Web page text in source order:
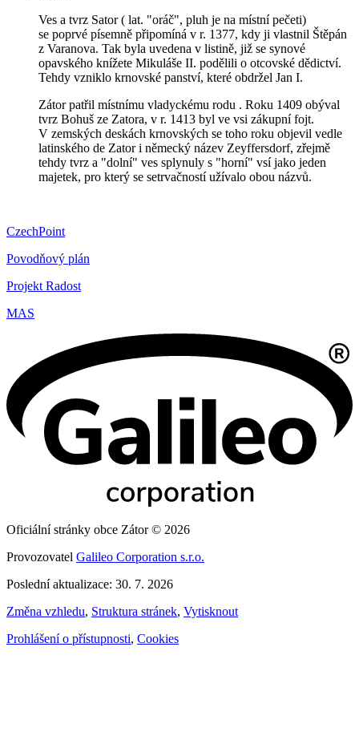
Ves a tvrz Sator ( lat. "oráč", pluh je na místní pečeti)
se poprvé písemně připomíná v r. 1377, kdy ji vlastnil Štěpán
z Varanova. Tak byla uvedena v listině, již se synové
opavského knížete Mikuláše II. podělili o otcovské dědictví.
Tehdy vzniklo krnovské panství, které obdržel Jan I.
Zátor patřil místnímu vladyckému rodu . Roku 1409 obýval
tvrz Bohuš ze Zatora, v r. 1413 byl ve vsi zákupní fojt.
V zemských deskách krnovských se toho roku objevil vedle
latinského de Zator i německý název Zeyffersdorf, zřejmě
tehdy tvrz a "dolní" ves splynuly s "horní" vsí jako jeden
majetek, pro který se setrvačností užívalo obou názvů.
CzechPoint
Povodňový plán
Projekt Radost
MAS
Oficiální stránky obce Zátor © 2026
Provozovatel Galileo Corporation s.r.o.
Poslední aktualizace: 30. 7. 2026
Změna vzhledu, Struktura stránek, Vytisknout
Prohlášení o přístupnosti, Cookies